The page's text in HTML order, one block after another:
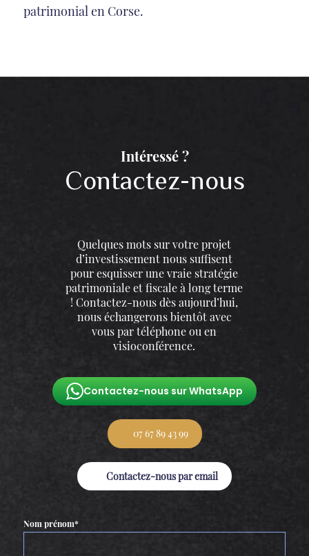
patrimonial en Corse.
Intéressé ?
Contactez-nous
Quelques mots sur votre projet
d’investissement nous suffisent
pour esquisser une vraie stratégie
patrimoniale et fiscale à long terme
! Contactez-nous dès aujourd’hui,
nous échangerons bientôt avec
vous par téléphone ou en
visioconférence.
Contactez-nous sur WhatsApp
07 67 89 43 99
Contactez-nous par email
Nom prénom*